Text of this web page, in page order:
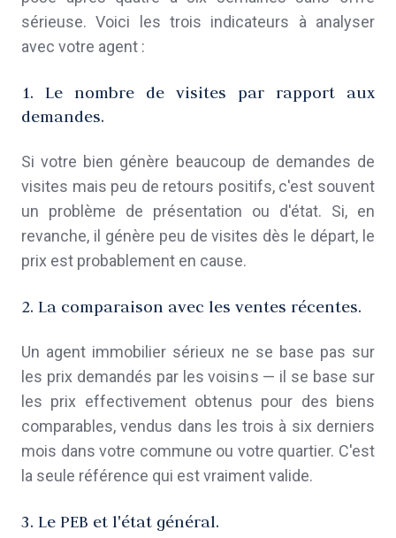
sérieuse. Voici les trois indicateurs à analyser
avec votre agent :
1. Le nombre de visites par rapport aux
demandes.
Si votre bien génère beaucoup de demandes de
visites mais peu de retours positifs, c'est souvent
un problème de présentation ou d'état. Si, en
revanche, il génère peu de visites dès le départ, le
prix est probablement en cause.
2. La comparaison avec les ventes récentes.
Un agent immobilier sérieux ne se base pas sur
les prix demandés par les voisins — il se base sur
les prix effectivement obtenus pour des biens
comparables, vendus dans les trois à six derniers
mois dans votre commune ou votre quartier. C'est
la seule référence qui est vraiment valide.
3. Le PEB et l'état général.